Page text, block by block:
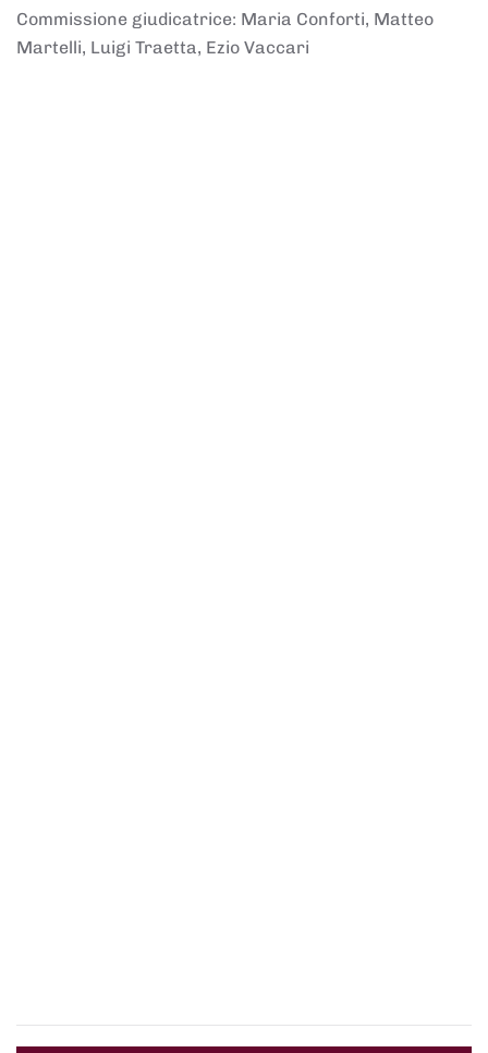
Commissione giudicatrice: Maria Conforti, Matteo
Martelli, Luigi Traetta, Ezio Vaccari